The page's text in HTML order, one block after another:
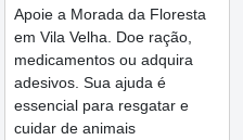
Apoie a Morada da Floresta
em Vila Velha. Doe ração,
medicamentos ou adquira
adesivos. Sua ajuda é
essencial para resgatar e
cuidar de animais